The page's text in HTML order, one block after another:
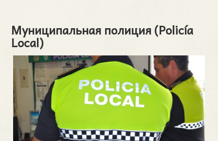
Муниципальная полиция (Policía
Local)